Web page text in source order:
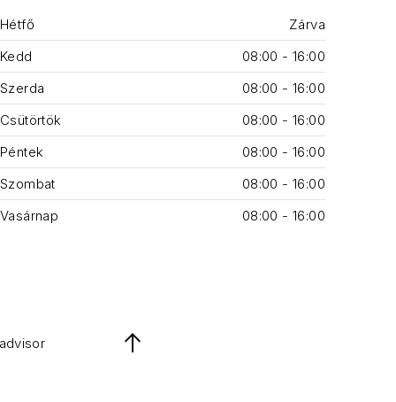
Hétfő
Zárva
Kedd
08:00 - 16:00
Szerda
08:00 - 16:00
Csütörtök
08:00 - 16:00
Péntek
08:00 - 16:00
Szombat
08:00 - 16:00
Vasárnap
08:00 - 16:00